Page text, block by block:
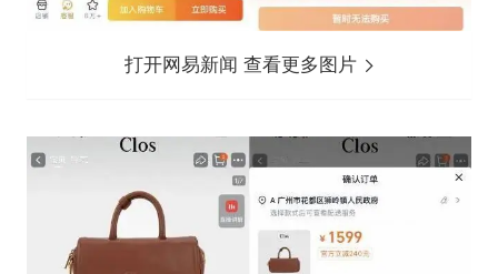
打开网易新闻 查看更多图片